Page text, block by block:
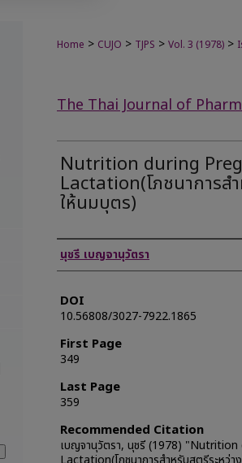
Home > CUJO > TJPS > Vol. 3 (1978) >
The Thai Journal of
Nutrition during
Lactation(โภชนาการส
ให้นมบุตร)
Authors
นุชรี เบญจานุวัตรา
DOI
10.56808/3027-7922.1865
First Page
349
Last Page
359
Recommended Citation
เบญจานุวัตรา, นุชรี (1978)